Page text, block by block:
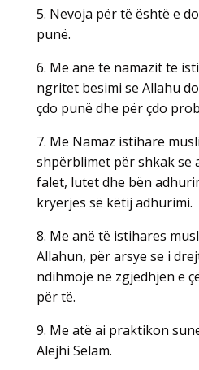
5. Nevoja për të është e
punë.
6. Me anë të namazit të
ngritet besimi se Allahu
çdo punë dhe për çdo
7. Me Namaz istihare
shpërblimet për shkak se
falet, lutet dhe bën
kryerjes së këtij adhurimi.
8. Me anë të istihares
Allahun, për arsye se i
ndihmojë në zgjedhjen e
për të.
9. Me atë ai praktikon
Alejhi Selam.